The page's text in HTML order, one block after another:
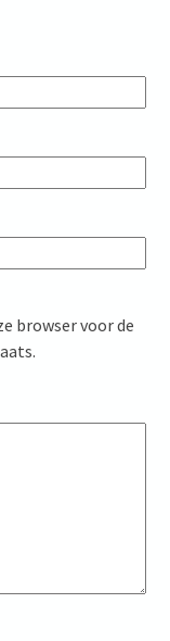
browser voor de